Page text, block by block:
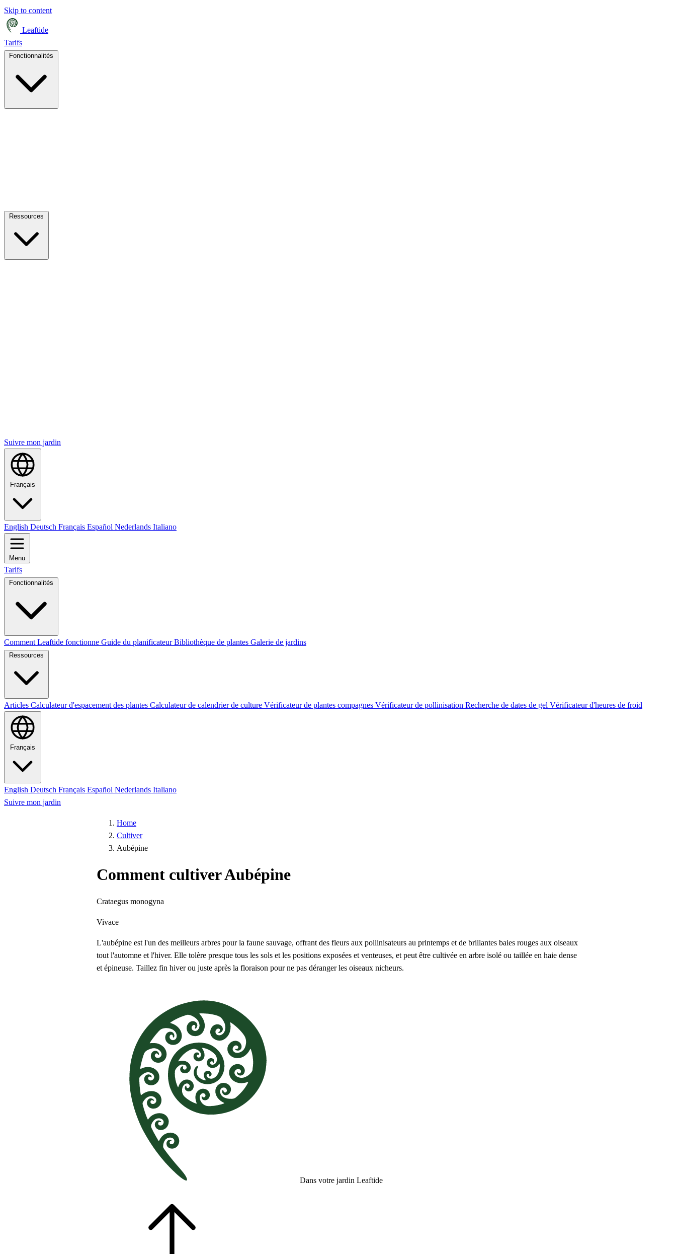
Skip to content
Leaftide
Tarifs
Suivre mon jardin
Français
English Deutsch Français Español Nederlands Italiano
Menu
Tarifs
Fonctionnalités
Comment Leaftide fonctionne Guide du planificateurBibliothèque de plantes Galerie de jardins
Ressources
Articles Calculateur d'espacement des plantes Calculateur de calendrier de culture Vérificateur de plantes compagnes Vérificateur de pollinisation Recherche de dates de gel Vérificateur d'heures de froid
Français
English Deutsch Français Español Nederlands Italiano
Suivre mon jardin
Home
Cultiver
Aubépine
Comment cultiver Aubépine
Crataegus monogyna
Vivace
L'aubépine est l'un des meilleurs arbres pour la faune sauvage, offrant des fleurs aux pollinisateurs au printemps et de brillantes baies rouges aux oiseaux
tout l'automne et l'hiver. Elle tolère presque tous les sols et les positions exposées et venteuses, et peut être cultivée en arbre isolé ou taillée en haie dense
et épineuse. Taillez fin hiver ou juste après la floraison pour ne pas déranger les oiseaux nicheurs.
Dans votre jardin Leaftide